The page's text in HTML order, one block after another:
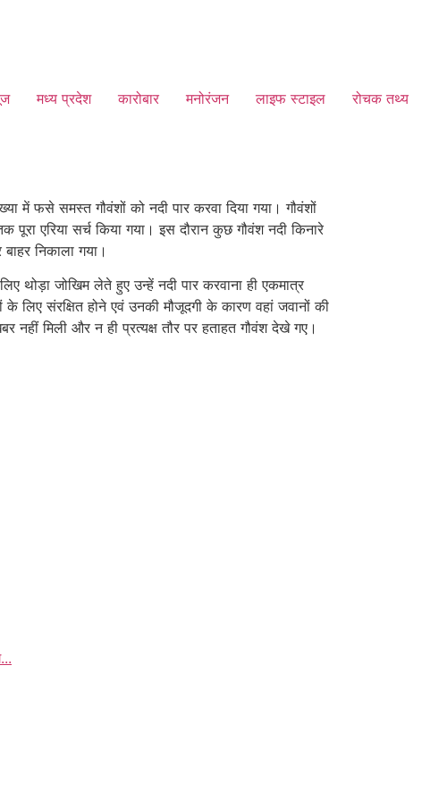
मध्य प्रदेश कारोबार मनोरंजन लाइफ स्टाइल रोचक तथ्य
फसे समस्त गौवंशों को नदी पार करवा दिया गया। गौवंशों
एरिया सर्च किया गया। इस दौरान कुछ गौवंश नदी किनारे
निकाला गया।
जोखिम लेते हुए उन्हें नदी पार करवाना ही एकमात्र
लिए संरक्षित होने एवं उनकी मौजूदगी के कारण वहां जवानों की
मिली और न ही प्रत्यक्ष तौर पर हताहत गौवंश देखे गए।